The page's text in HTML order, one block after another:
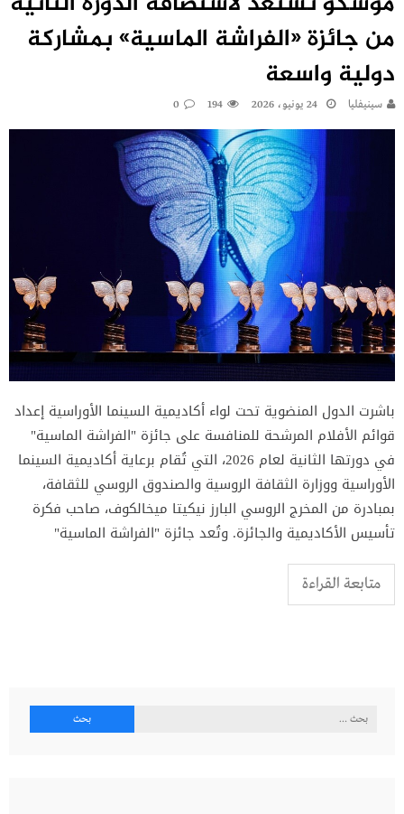
من جائزة «الفراشة الماسية» بمشاركة
دولية واسعة
سينيفليا 24 يونيو، 2026 194
0
باشرت الدول المنضوية تحت لواء أكاديمية السينما الأوراسية إعداد
قوائم الأفلام المرشحة للمنافسة على جائزة "الفراشة الماسية"
في دورتها الثانية لعام 2026، التي تُقام برعاية أكاديمية السينما
الأوراسية ووزارة الثقافة الروسية والصندوق الروسي للثقافة،
بمبادرة من المخرج الروسي البارز نيكيتا ميخالكوف، صاحب فكرة
تأسيس الأكاديمية والجائزة. وتُعد جائزة "الفراشة الماسية"
متابعة القراءة
البحث